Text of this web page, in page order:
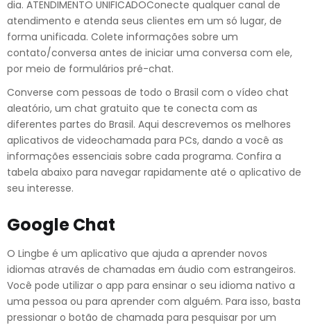
dia. ATENDIMENTO UNIFICADOConecte qualquer canal de
atendimento e atenda seus clientes em um só lugar, de
forma unificada. Colete informações sobre um
contato/conversa antes de iniciar uma conversa com ele,
por meio de formulários pré-chat.
Converse com pessoas de todo o Brasil com o vídeo chat
aleatório, um chat gratuito que te conecta com as
diferentes partes do Brasil. Aqui descrevemos os melhores
aplicativos de videochamada para PCs, dando a você as
informações essenciais sobre cada programa. Confira a
tabela abaixo para navegar rapidamente até o aplicativo de
seu interesse.
Google Chat
O Lingbe é um aplicativo que ajuda a aprender novos
idiomas através de chamadas em áudio com estrangeiros.
Você pode utilizar o app para ensinar o seu idioma nativo a
uma pessoa ou para aprender com alguém. Para isso, basta
pressionar o botão de chamada para pesquisar por um